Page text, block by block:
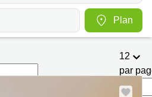
Plan
12
par